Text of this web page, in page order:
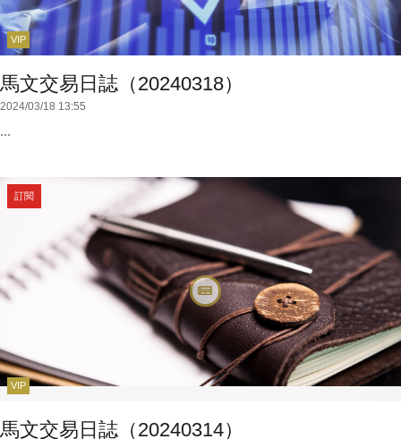
VIP
馬文交易日誌（20240318）
2024/03/18 13:55
...
VIP
訂閱
馬文交易日誌（20240314）